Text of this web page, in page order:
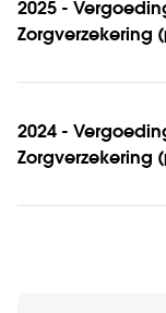
2025 -
Zorgverzekering
2024 -
Zorgverzekering